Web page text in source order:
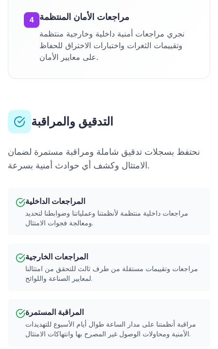
4 مراجعات الأمان المنتظمة
نجري مراجعات أمنية داخلية وخارجية منتظمة
وتقييمات الثغرات واختبارات الاختراق للحفاظ
على معايير الأمان.
التدقيق والمراقبة
نحتفظ بسجلات تدقيق شاملة ومراقبة مستمرة لضمان
الامتثال وكشف أي حوادث أمنية بسرعة.
المراجعات الداخلية
مراجعات داخلية منتظمة لأنظمتنا وعملياتنا وضوابطنا لتحديد
ومعالجة فجوات الامتثال.
المراجعات الخارجية
مراجعات وتقييمات مستقلة من طرف ثالث للتحقق من امتثالنا
لمعايير الصناعة واللوائح.
المراقبة المستمرة
مراقبة أنظمتنا على مدار الساعة طوال أيام الأسبوع للتهديدات
الأمنية ومحاولات الوصول غير المصرح بها وانتهاكات الامتثال.